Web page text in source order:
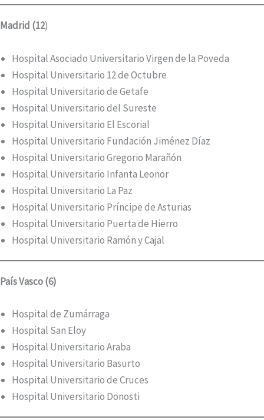
Madrid (12)
Hospital Asociado Universitario Virgen de la Poveda
Hospital Universitario 12 de Octubre
Hospital Universitario de Getafe
Hospital Universitario del Sureste
Hospital Universitario El Escorial
Hospital Universitario Fundación Jiménez Díaz
Hospital Universitario Gregorio Marañón
Hospital Universitario Infanta Leonor
Hospital Universitario La Paz
Hospital Universitario Príncipe de Asturias
Hospital Universitario Puerta de Hierro
Hospital Universitario Ramón y Cajal
País Vasco (6)
Hospital de Zumárraga
Hospital San Eloy
Hospital Universitario Araba
Hospital Universitario Basurto
Hospital Universitario de Cruces
Hospital Universitario Donosti